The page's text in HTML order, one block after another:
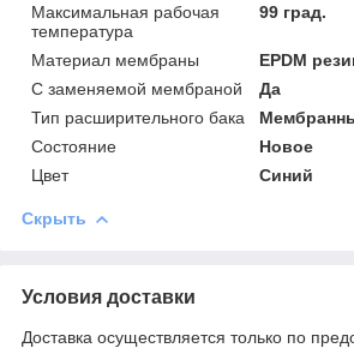
Максимальная рабочая
температура
99 град.
Материал мембраны
EPDM
С заменяемой мембраной
Да
Тип расширительного бака
Состояние
Новое
Цвет
Синий
Скрыть
Условия доставки
Доставка осуществляется только по